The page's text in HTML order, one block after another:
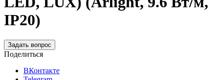
IP20)
Задать вопрос
Поделиться
ВКонтакте